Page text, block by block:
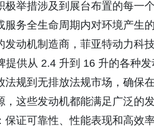
极举措涉及到展台布置的每一
服务全生命周期内对环境产生
发动机制造商，菲亚特动力科
提供从 2.4 升到 16 升的各种
法规到无排放法规市场，确保
，这些发动机都能满足广泛的
保证可靠性、性能表现和高效